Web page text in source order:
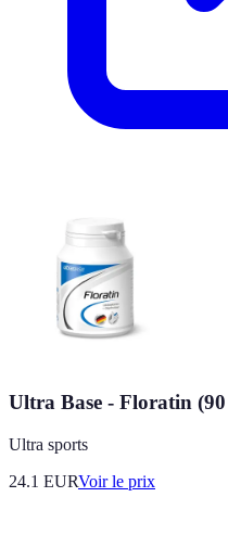
Ultra Base - Floratin
Ultra sports
24.1 EURVoir le prix